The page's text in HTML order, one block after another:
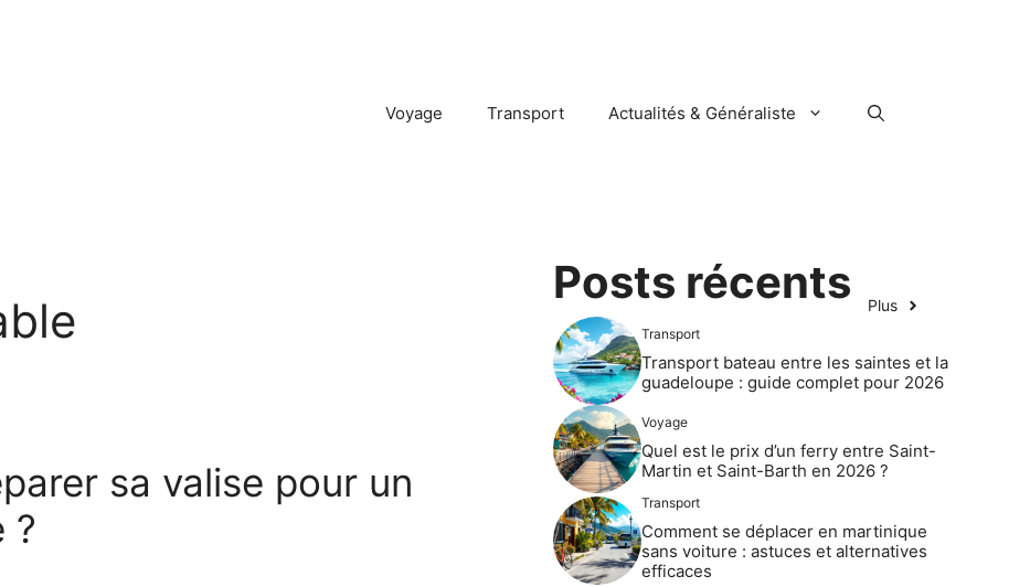
Voyage Transport Actualités & Généraliste
sa valise pour un
?
Posts récents Plus
Transport
Transport bateau entre les saintes et la
guadeloupe : guide complet pour 2026
Voyage
Quel est le prix d’un ferry entre Saint-
Martin et Saint-Barth en 2026 ?
Transport
Comment se déplacer en martinique
sans voiture : astuces et alternatives
efficaces